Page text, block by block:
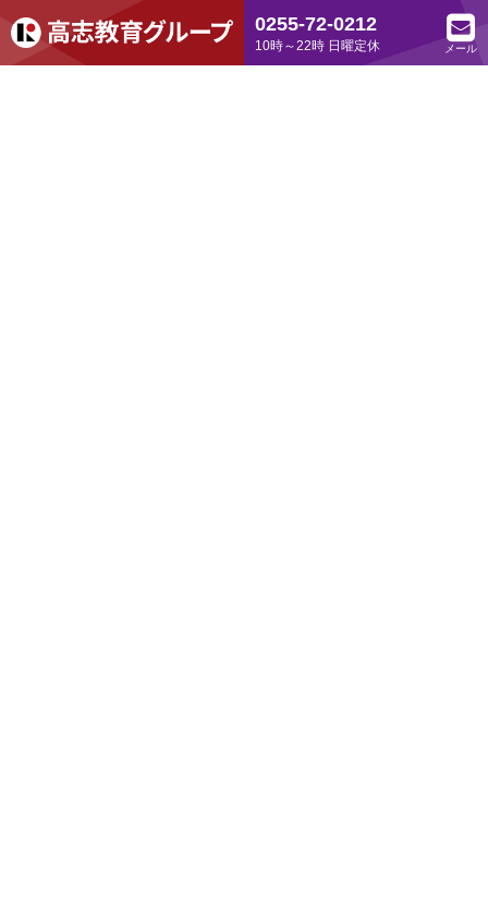
0255-72-0212
10時～22時 日曜定休 メール